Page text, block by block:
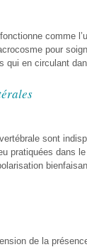
comme
pour
qui en circulant
sont
pratiquées dans
de la